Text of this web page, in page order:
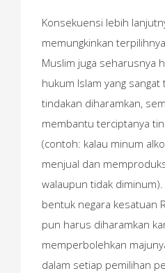
Konsekuensi lebih
memungkinkan
Muslim juga seharusnya
hukum Islam yang
tindakan diharamkan,
membantu terciptanya
(contoh: kalau minum
menjual dan
walaupun tidak
bentuk negara kesatuan
pun harus diharamkan
memperbolehkan
dalam setiap pemilihan